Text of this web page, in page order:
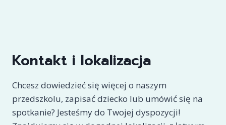
Kontakt i lokalizacja
Chcesz dowiedzieć się więcej o naszym
przedszkolu, zapisać dziecko lub umówić się na
spotkanie? Jesteśmy do Twojej dyspozycji!